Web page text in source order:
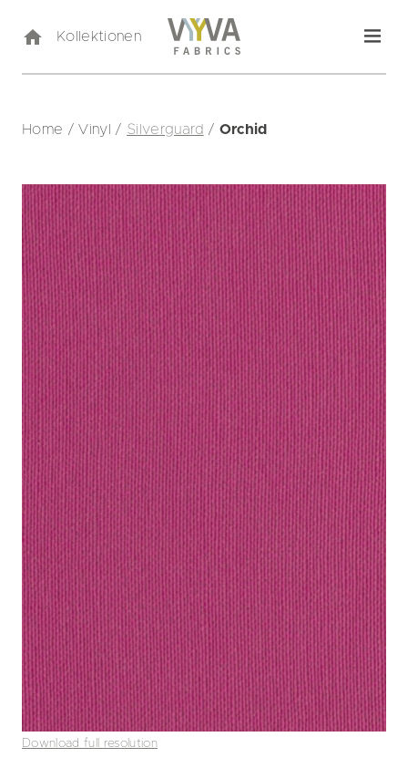
Kollektionen
Home /Vinyl / Silverguard / Orchid
Download full resolution